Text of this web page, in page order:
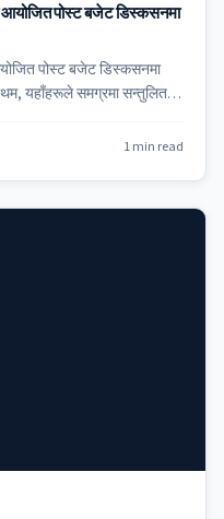
आयोजित पोस्ट बजेट डिस्कसनमा
पोस्ट बजेट डिस्कसनमा
यहाँहरूले समग्रमा सन्तुलित…
1 min read